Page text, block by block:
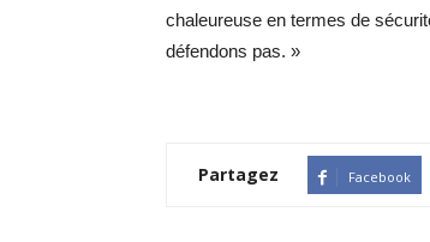
chaleureuse en termes de
défendons pas. »
Partagez Facebook